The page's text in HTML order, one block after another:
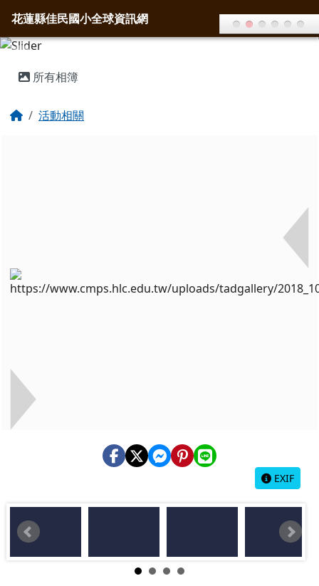
花蓮縣佳民國小全球資訊網
導覽列
花蓮縣佳民國小全球資訊網
所有相簿
回首頁活動相關
EXIF